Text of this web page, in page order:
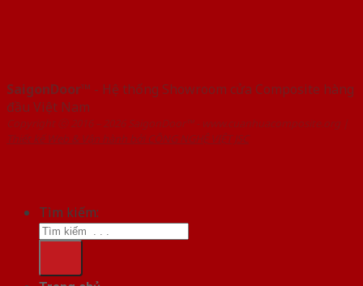
SaigonDoor™ - Hệ thống Showroom cửa Composite hàng
đầu Việt Nam
Copyright ⓒ 2016 – 2026 SaigonDoor™ - www.cuanhuacomposite.org |
Thiết kế Web & Vận hành bởi CÔNG NGHỆ VIỆT JSC
Tìm kiếm: